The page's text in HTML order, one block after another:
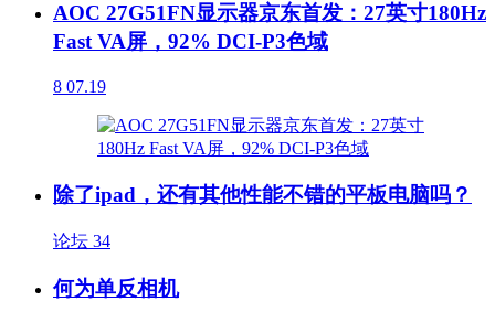
AOC 27G51FN显示器京东首发：27英寸180Hz
Fast VA屏，92% DCI-P3色域
8 07.19
除了ipad，还有其他性能不错的平板电脑吗？
论坛 34
何为单反相机